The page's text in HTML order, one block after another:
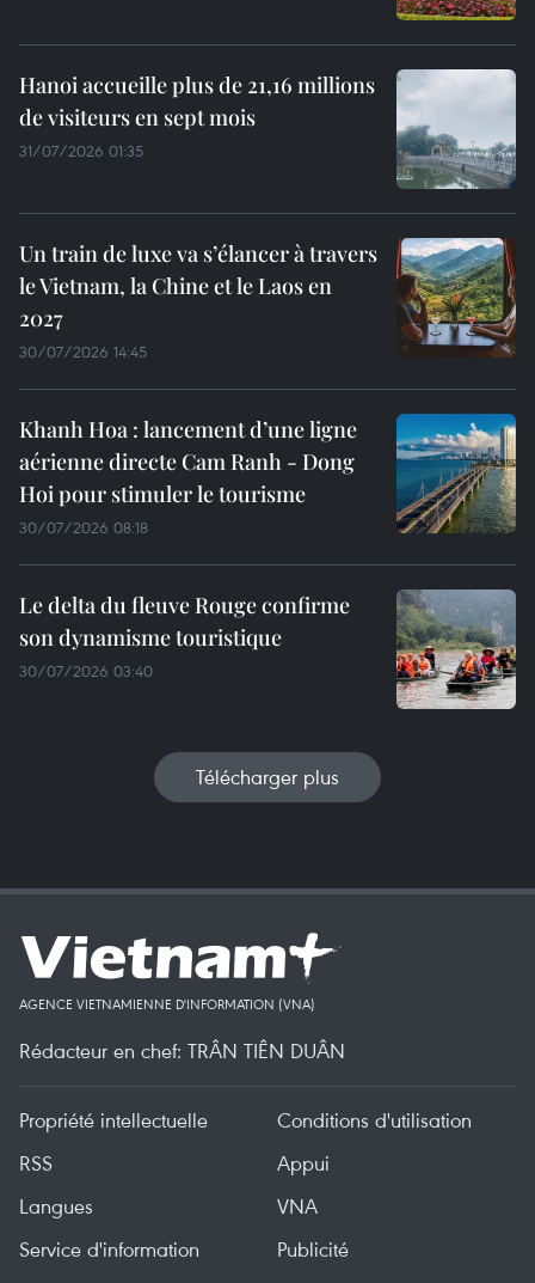
Hanoi accueille plus de 21,16 millions
de visiteurs en sept mois ​
31/07/2026 01:35
Un train de luxe va s’élancer à travers
le Vietnam, la Chine et le Laos en
2027
30/07/2026 14:45
Khanh Hoa : lancement d’une ligne
aérienne directe Cam Ranh - Dong
Hoi pour stimuler le tourisme
30/07/2026 08:18
Le delta du fleuve Rouge confirme
son dynamisme touristique
30/07/2026 03:40
Télécharger plus
AGENCE VIETNAMIENNE D'INFORMATION (VNA)
Rédacteur en chef: TRÂN TIÊN DUÂN
Propriété intellectuelle
Conditions d'utilisation
RSS
Appui
Langues
VNA
Service d'information
Publicité